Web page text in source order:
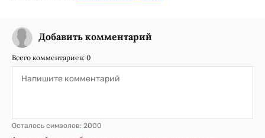
Добавить комментарий
Всего комментариев: 0
Осталось символов: 2000